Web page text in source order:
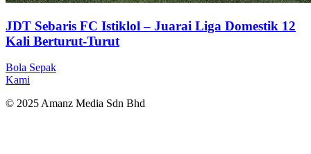
JDT Sebaris FC Istiklol – Juarai Liga Domestik 12
Kali Berturut-Turut
Bola Sepak
Kami
© 2025 Amanz Media Sdn Bhd